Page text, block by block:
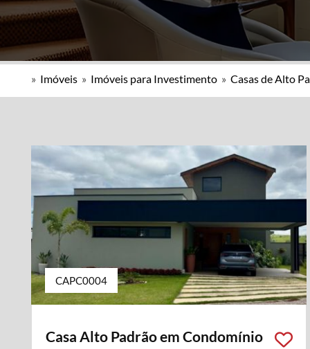
» Imóveis » Imóveis para Investimento » Casas de Alto
CAPC0004
Casa Alto Padrão em Condomínio